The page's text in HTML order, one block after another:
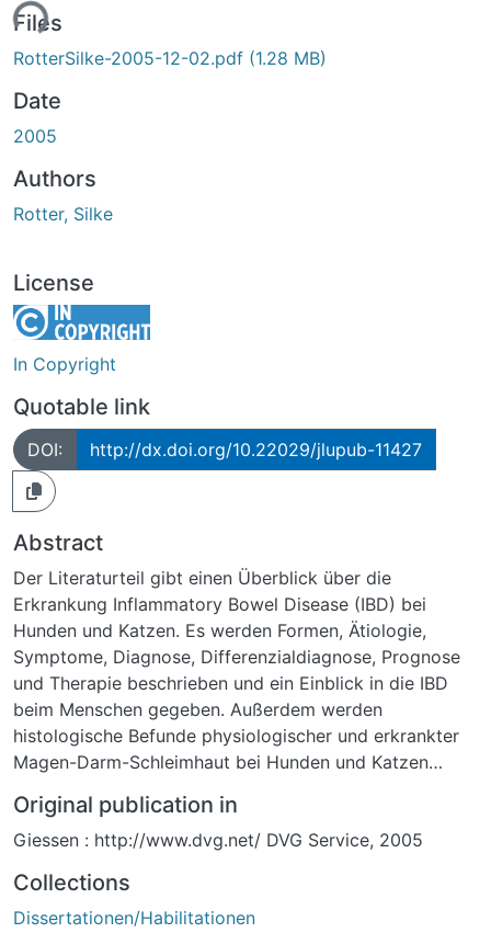
Files
RotterSilke-2005-12-02.pdf (1.28 MB)
Date
2005
Authors
Rotter, Silke
License
In Copyright
Quotable link
DOI: http://dx.doi.org/10.22029/jlupub-11427
Abstract
Der Literaturteil gibt einen Überblick über die
Erkrankung Inflammatory Bowel Disease (IBD) bei
Hunden und Katzen. Es werden Formen, Ätiologie,
Symptome, Diagnose, Differenzialdiagnose, Prognose
und Therapie beschrieben und ein Einblick in die IBD
beim Menschen gegeben. Außerdem werden
histologische Befunde physiologischer und erkrankter
Magen-Darm-Schleimhaut bei Hunden und Katzen
Vorkommen von Gastric Helicobacter Like Organisms
(GHLOs) bei Hunden und Katzen gegeben und
Frage nach dem Krankheitswert und dem
Zoonosepotential von GHLOs wird erörtert.
Original publication in
Giessen : http://www.dvg.net/ DVG Service, 2005
Collections
Dissertationen/Habilitationen